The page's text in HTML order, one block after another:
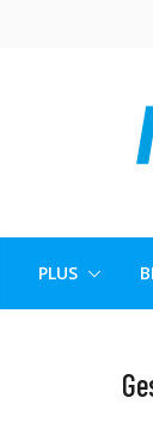
PLUS